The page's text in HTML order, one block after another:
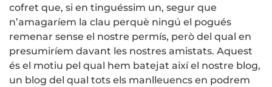
cofret que, si en tinguéssim un, segur que
n’amagaríem la clau perquè ningú el pogués
remenar sense el nostre permís, però del qual en
presumiríem davant les nostres amistats. Aquest
és el motiu pel qual hem batejat així el nostre blog,
un blog del qual tots els manlleuencs en podrem